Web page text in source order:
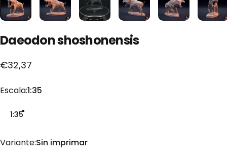
Daeodonshoshonensis
€32,37
Escala
Escala:1:35
1:35
Variante
Variante:Sin imprimar